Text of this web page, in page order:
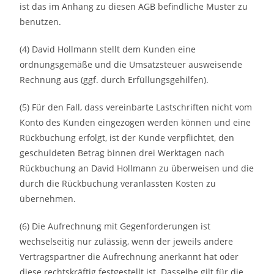
ist das im Anhang zu diesen AGB befindliche Muster zu
benutzen.
(4) David Hollmann stellt dem Kunden eine
ordnungsgemäße und die Umsatzsteuer ausweisende
Rechnung aus (ggf. durch Erfüllungsgehilfen).
(5) Für den Fall, dass vereinbarte Lastschriften nicht vom
Konto des Kunden eingezogen werden können und eine
Rückbuchung erfolgt, ist der Kunde verpflichtet, den
geschuldeten Betrag binnen drei Werktagen nach
Rückbuchung an David Hollmann zu überweisen und die
durch die Rückbuchung veranlassten Kosten zu
übernehmen.
(6) Die Aufrechnung mit Gegenforderungen ist
wechselseitig nur zulässig, wenn der jeweils andere
Vertragspartner die Aufrechnung anerkannt hat oder